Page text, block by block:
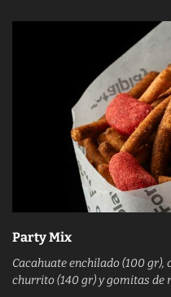
Party Mix
Cacahuate enchilado (100 gr),
churrito (140 gr) y gomitas de